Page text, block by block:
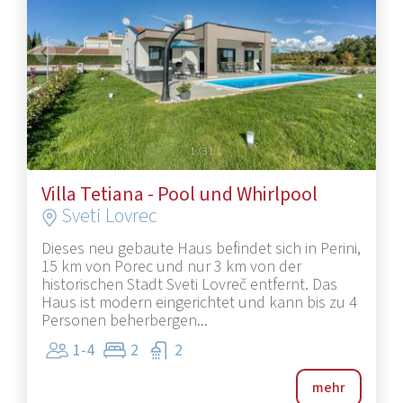
1/31
Villa Tetiana - Pool und Whirlpool
Sveti Lovrec
Dieses neu gebaute Haus befindet sich in Perini,
15 km von Porec und nur 3 km von der
historischen Stadt Sveti Lovreč entfernt. Das
Haus ist modern eingerichtet und kann bis zu 4
Personen beherbergen...
1-4
2 2
mehr